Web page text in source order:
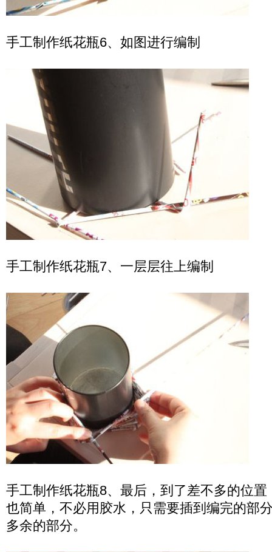
手工制作纸花瓶6、如图进行编制
手工制作纸花瓶7、一层层往上编制
手工制作纸花瓶8、最后，到了差不多的位
也简单，不必用胶水，只需要插到编完的部
多余的部分。